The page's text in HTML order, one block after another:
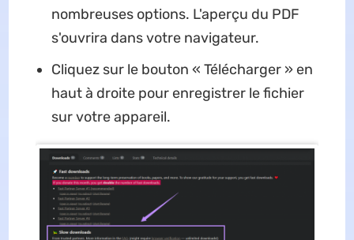
nombreuses options. L'aperçu du PDF
s'ouvrira dans votre navigateur.
Cliquez sur le bouton « Télécharger » en
haut à droite pour enregistrer le fichier
sur votre appareil.